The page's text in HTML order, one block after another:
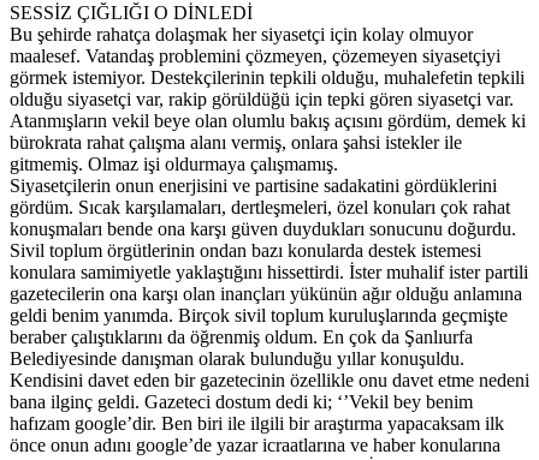
SESSİZ ÇIĞLIĞI O DİNLEDİ
Bu şehirde rahatça dolaşmak her siyasetçi için kolay olmuyor
maalesef. Vatandaş problemini çözmeyen, çözemeyen siyasetçiyi
görmek istemiyor. Destekçilerinin tepkili olduğu, muhalefetin tepkili
olduğu siyasetçi var, rakip görüldüğü için tepki gören siyasetçi var.
Atanmışların vekil beye olan olumlu bakış açısını gördüm, demek ki
bürokrata rahat çalışma alanı vermiş, onlara şahsi istekler ile
gitmemiş. Olmaz işi oldurmaya çalışmamış.
Siyasetçilerin onun enerjisini ve partisine sadakatini gördüklerini
gördüm. Sıcak karşılamaları, dertleşmeleri, özel konuları çok rahat
konuşmaları bende ona karşı güven duydukları sonucunu doğurdu.
Sivil toplum örgütlerinin ondan bazı konularda destek istemesi
konulara samimiyetle yaklaştığını hissettirdi. İster muhalif ister partili
gazetecilerin ona karşı olan inançları yükünün ağır olduğu anlamına
geldi benim yanımda. Birçok sivil toplum kuruluşlarında geçmişte
beraber çalıştıklarını da öğrenmiş oldum. En çok da Şanlıurfa
Belediyesinde danışman olarak bulunduğu yıllar konuşuldu.
Kendisini davet eden bir gazetecinin özellikle onu davet etme nedeni
bana ilginç geldi. Gazeteci dostum dedi ki; ‘’Vekil bey benim
hafızam google’dir. Ben biri ile ilgili bir araştırma yapacaksam ilk
önce onun adını google’de yazar icraatlarına ve haber konularına